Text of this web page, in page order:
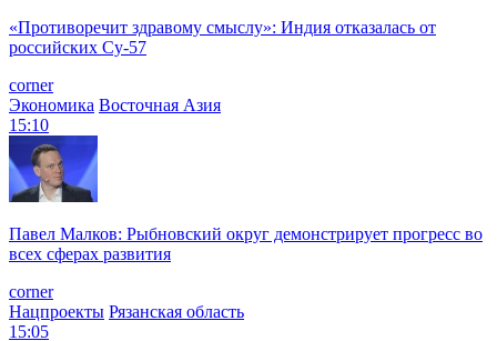
«Противоречит здравому смыслу»: Индия отказалась от
российских Су-57
corner
Экономика Восточная Азия
15:10
Павел Малков: Рыбновский округ демонстрирует прогресс во
всех сферах развития
corner
Нацпроекты Рязанская область
15:05